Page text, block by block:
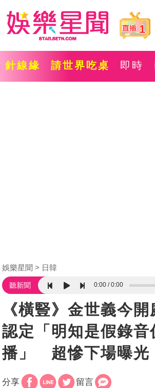
1
針線緣 請世界吃桌 即時
娛樂星聞 日韓
聽新聞 0:00 0:00
《橫豎》金世義今
認定「明知是假錄音
播」 超慘下場曝光
分享 留言